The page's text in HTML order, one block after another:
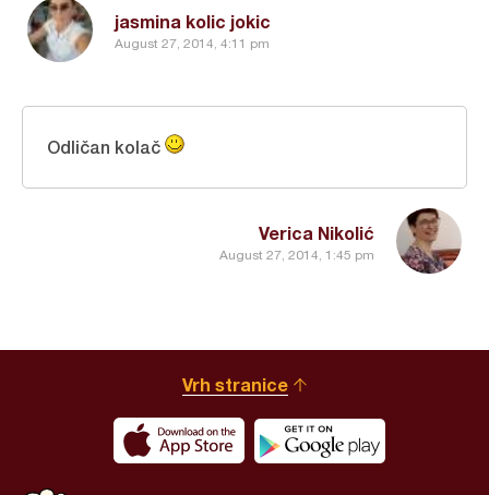
jasmina kolic jokic
August 27, 2014, 4:11 pm
Verica Nikolić
August 27, 2014, 1:45 pm
Odličan kolač
Vrh stranice